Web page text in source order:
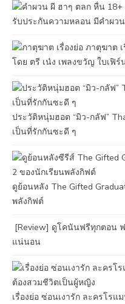
รับประกันความหลอน มีคำผว
ภาตุฆาต
โดย ตรี เน๋ง เพลงขวัญ ใบเฟิร์
ประวัติหนุ่มฮอต “มิว-กลัฟ”
เป็นที่รักกันซะดี ๆ
ดูย้อนหลัง The Gifted
พลังกิฟต์
[Review] ดูโคนันฟรีทุกตอน
แน่นอน
เรื่องย่อ ซ่อนเงารัก ละครโรแ